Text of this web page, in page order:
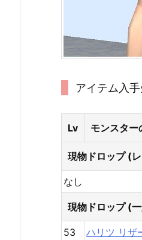
アイテム入
Lv モンスター
現物ドロップ (
なし
現物ドロップ (
53 ハリツ リザ